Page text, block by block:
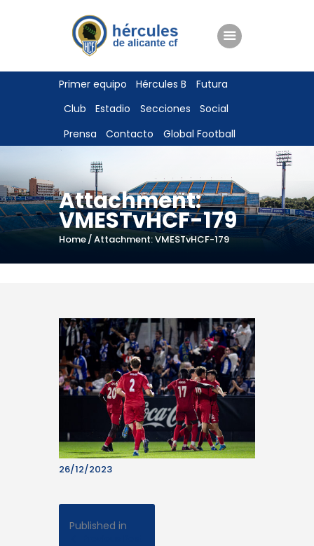
Primer equipo Hércules B
Futura
Club
Estadio Secciones
Social
Prensa
Contacto Global Football
Attachment:
VMESTvHCF-179
Home Attachment: VMESTvHCF-179
ENTRADAS
TIENDA
HÉRCULESCF100
26/12/2023
Published in